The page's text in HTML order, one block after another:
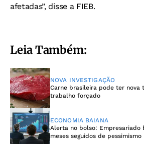
afetadas”, disse a FIEB.
Leia Também:
NOVA INVESTIGAÇÃO
Carne brasileira pode ter nova
trabalho forçado
ECONOMIA BAIANA
Alerta no bolso: Empresariado
meses seguidos de pessimismo